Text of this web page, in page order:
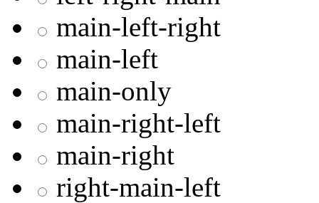
main-left-right
main-left
main-only
main-right-left
main-right
right-main-left